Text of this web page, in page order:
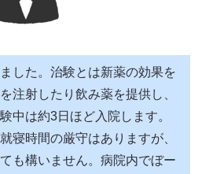
した。治験とは新薬の効果を
注射したり飲み薬を提供し、
中は約3日ほど入院します。
寝時間の厳守はありますが、
も構いません。病院内でぼー